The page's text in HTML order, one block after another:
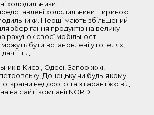
холодильники.
холодильники шириною
Перші мають збільшений
зберігання продуктів на велику
рахунок своєї мобільності і
бути встановлені у готелях,
і т.д.
в Києві, Одесі, Запоріжжі,
Донецьку чи будь-якому
країни недорого та з гарантією від
на сайті компанії NORD.